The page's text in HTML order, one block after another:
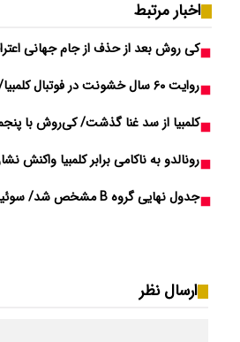
اخبار مرتبط
کی روش بعد از حذف از جام جهانی
روایت ۶۰ سال خشونت در فوتبال کلمبیا/ بازیکنانی که در میانه جنگ بزرگ شدند
کلمبیا از سد غنا گذشت/ کی‌روش با
رونالدو به ناکامی برابر کلمبیا واکنش
جدول نهایی گروه B مشخص شد/ سوئیس حریف ایران می‌شود؟
ارسال نظر